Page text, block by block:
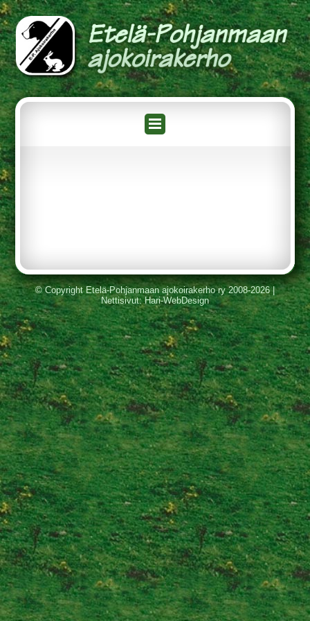
© Copyright Etelä-Pohjanmaan ajokoirakerho ry 2008-2026 |
Nettisivut: Hari-WebDesign